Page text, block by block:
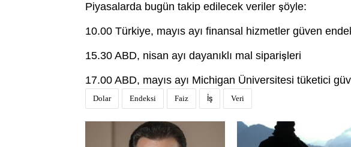
Piyasalarda bugün takip edilecek veriler şöyle:
10.00 Türkiye, mayıs ayı finansal hizmetler güven
15.30 ABD, nisan ayı dayanıklı mal siparişleri
17.00 ABD, mayıs ayı Michigan Üniversitesi tüketici
Dolar Endeksi Faiz İş Veri